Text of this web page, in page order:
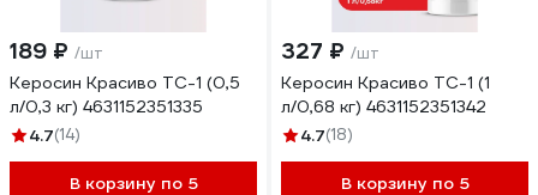
189 ₽ /шт
Керосин Красиво ТС-1 (0,5
л/0,3 кг) 4631152351335
4.7(14)
В корзину по 5
327 ₽ /шт
Керосин Красиво ТС-1 (1
л/0,68 кг) 4631152351342
4.7(18)
В корзину по 5